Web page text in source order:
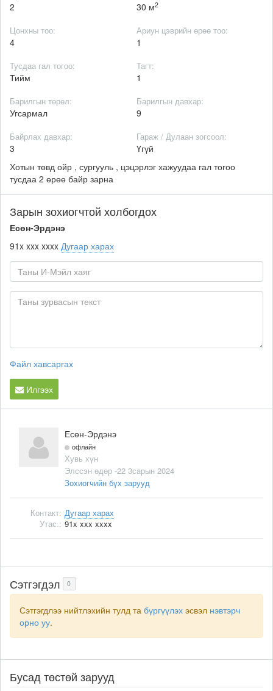
2 30 м2
Цонхны тоо:
4
Ариун цэврийн өрөө тоо:
1
Тусдаа гал тогоо:
Тийм
Тагт:
1
Барилгын төрөл:
Угсармал
Барилгын давхар:
9
Байрлах давхар:
3
Гараж / Дулаан зогсоол:
Үгүй
Хотын төвд ойр , сургууль , цэцэрлэг хажуудаа гал тогоо
тусдаа 2 өрөө байр зарна
Зарын зохиогчтой холбогдох
Есөн-Эрдэнэ
91x xxx xxxx Дугаар харах
Файл хавсаргах
Илгээх
Есөн-Эрдэнэ
офлайн
Хувь хүн
Элссэн өдөр -22 3сарын 2024
Зохиогчийн бүх зарууд
Контакт: Дугаар харах
Утас.: 91x xxx xxxx
Сэтгэгдэл 0
Сэтгэгдлээ нийтлэхийн тулд та бүргүүлэх эсвэл нэвтэрч
орно уу.
Бусад төстөй зарууд